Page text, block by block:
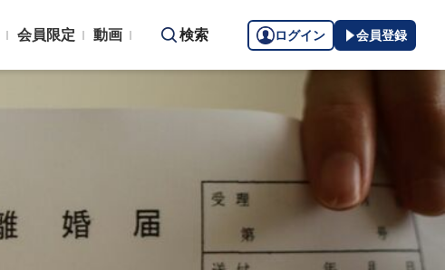
会員限定 動画 検索 ログイン 会員登録